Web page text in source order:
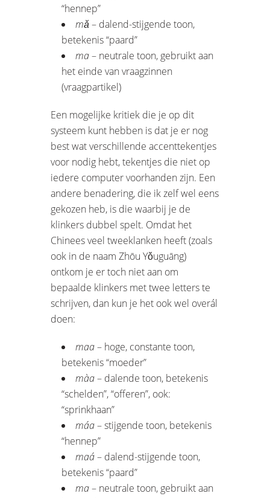
“hennep”
mǎ– dalend-stijgende toon,
betekenis “paard”
ma– neutrale toon, gebruikt aan
het einde van vraagzinnen
(vraagpartikel)
Een mogelijke kritiek die je op dit
systeem kunt hebben is dat je er nog
best wat verschillende accenttekentjes
voor nodig hebt, tekentjes die niet op
iedere computer voorhanden zijn. Een
andere benadering, die ik zelf wel eens
gekozen heb, is die waarbij je de
klinkers dubbel spelt. Omdat het
Chinees veel tweeklanken heeft (zoals
ook in de naam Zhōu Yǒuguāng)
ontkom je er toch niet aan om
bepaalde klinkers met twee letters te
schrijven, dan kun je het ook wel overál
doen:
maa– hoge, constante toon,
betekenis “moeder”
màa– dalende toon, betekenis
“schelden”, “offeren”, ook:
“sprinkhaan”
máa– stijgende toon, betekenis
“hennep”
maá– dalend-stijgende toon,
betekenis “paard”
ma– neutrale toon, gebruikt aan